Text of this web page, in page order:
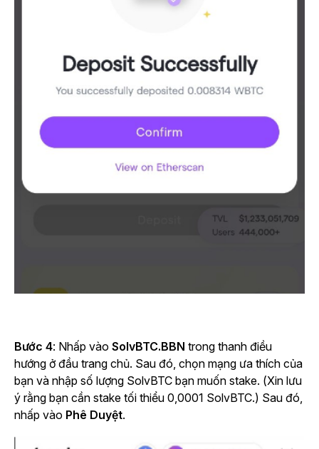
Bước 4: Nhấp vào SolvBTC.BBN trong thanh điều
hướng ở đầu trang chủ. Sau đó, chọn mạng ưa thích của
bạn và nhập số lượng SolvBTC bạn muốn stake. (Xin lưu
ý rằng bạn cần stake tối thiểu 0,0001 SolvBTC.) Sau đó,
nhấp vào Phê Duyệt.